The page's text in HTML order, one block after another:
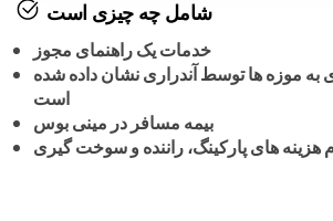
شامل چه چیزی است
خدمات یک راهنمای مجوز
به موزه ها توسط آندراری نشان داده شده
است
بیمه مسافر در مینی بوس
هزینه های پارکینگ، راننده و سوخت گیری